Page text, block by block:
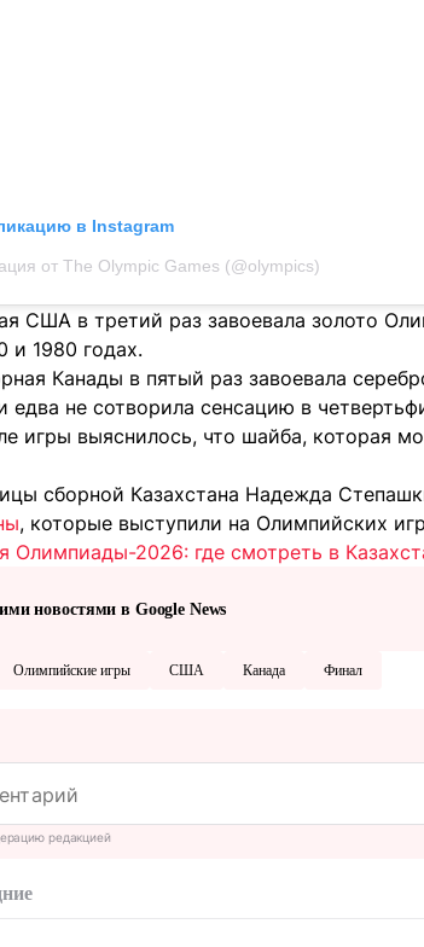
в Instagram
от The Olympic Games (@olympics)
США в третий раз завоевала золото
и 1980 годах.
Канады в пятый раз завоевала
едва не сотворила сенсацию в
игры выяснилось, что шайба, которая
сборной Казахстана Надежда
, которые выступили на Олимпийских
Олимпиады-2026: где смотреть в
новостями в Google News
Олимпийские игры США Канада Финал
редакцией